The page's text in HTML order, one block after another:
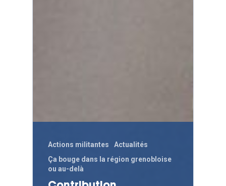
Actions militantes
Actualités
Ça bouge dans la région grenobloise
ou au-delà